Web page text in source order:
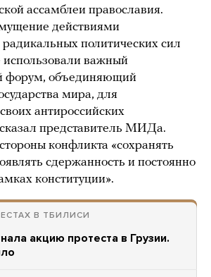
ассамблеи православия.
действиями
радикальных политических сил
использовали важный
форум, объединяющий
мира, для
антироссийских
представитель МИДа.
стороны конфликта «сохранять
сдержанность и постоянно
конституции».
В ТБИЛИСИ
акцию протеста в Грузии.